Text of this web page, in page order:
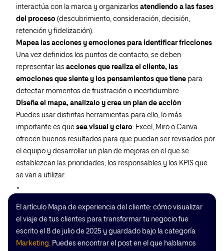
interactúa con la marca y organizarlos atendiendo a las fases
del proceso (descubrimiento, consideración, decisión,
retención y fidelización).
Mapea las acciones y emociones para identificar fricciones
Una vez definidos los puntos de contacto, se deben
representar las acciones que realiza el cliente, las
emociones que siente y los pensamientos que tiene para
detectar momentos de frustración o incertidumbre.
Diseña el mapa, analízalo y crea un plan de acción
Puedes usar distintas herramientas para ello, lo más
importante es que sea visual y claro. Excel, Miro o Canva
ofrecen buenos resultados para que puedan ser revisados por
el equipo y desarrollar un plan de mejoras en el que se
establezcan las prioridades, los responsables y los KPIS que
se van a utilizar.
El artículo Mapa de experiencia del cliente: cómo visualizar
el viaje de tus clientes para transformar tu negocio fue
escrito el 8 de julio de 2025 y guardado bajo la categoría
Marketing. Puedes encontrar el post en el que hablamos